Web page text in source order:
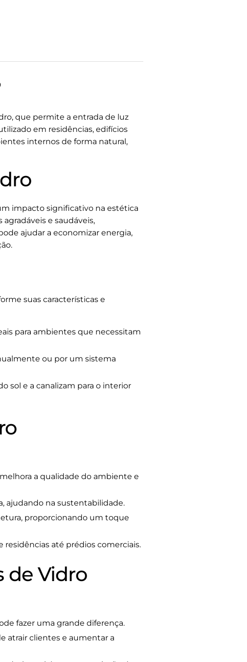
que permite a entrada de luz
em residências, edifícios
internos de forma natural,
impacto significativo na estética
e saudáveis,
ajudar a economizar energia,
suas características e
para ambientes que necessitam
ou por um sistema
sol e a canalizam para o interior
a qualidade do ambiente e
ajudando na sustentabilidade.
proporcionando um toque
residências até prédios comerciais.
de Vidro
fazer uma grande diferença.
atrair clientes e aumentar a